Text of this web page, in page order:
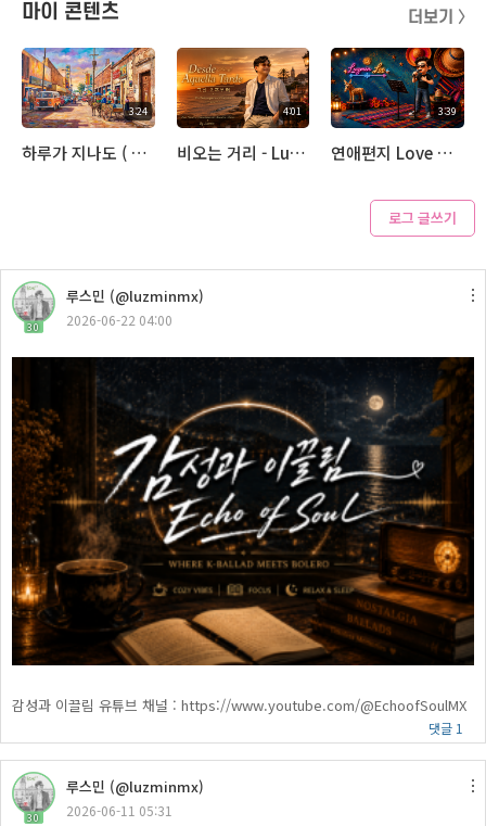
마이 콘텐츠 더보기 〉
3:24
하루가 지나도 ( Even After the Day) - Luzmin
4:01
비오는 거리 - Luzmin
3:39
연애편지 Love Letter - Luzmin
씨네마 천국 (Lyn, cover) - Luzmin
로그 글쓰기
30
루스민 (@luzminmx)
2026-06-22 04:00
감성과 이끌림 유튜브 채널 : https://www.youtube.com/@EchoofSoulMX
댓글 1
30
루스민 (@luzminmx)
2026-06-11 05:31